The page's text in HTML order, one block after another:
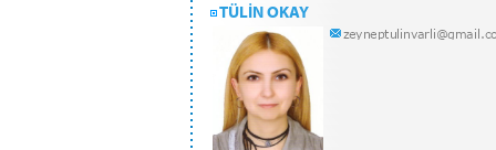
TÜLİN OKAY